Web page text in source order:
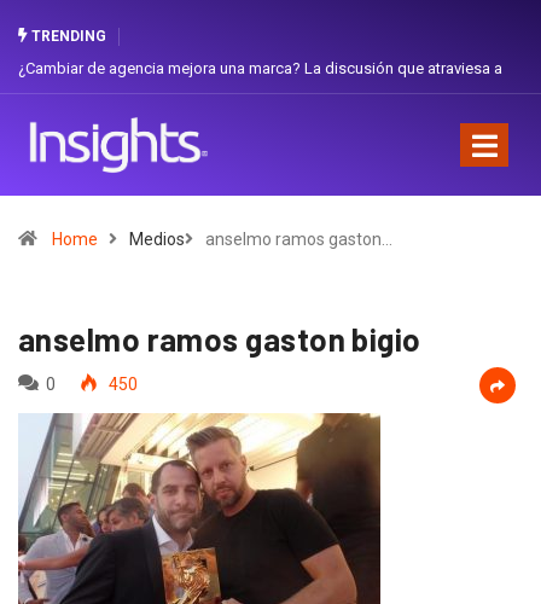
TRENDING
¿Cambiar de agencia mejora una marca? La discusión que atraviesa a
Home Medios anselmo ramos gaston…
anselmo ramos gaston bigio
0 450